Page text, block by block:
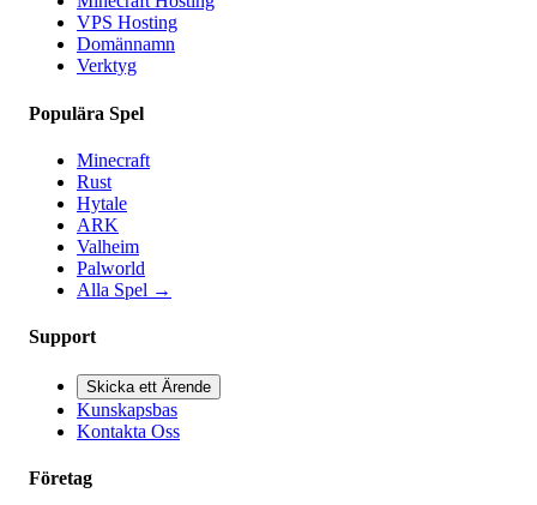
VPS Hosting
Domännamn
Verktyg
Populära Spel
Minecraft
Rust
Hytale
ARK
Valheim
Palworld
Alla Spel →
Support
Skicka ett Ärende
Kunskapsbas
Kontakta Oss
Företag